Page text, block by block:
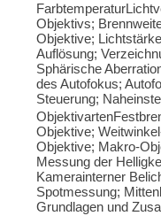
Objektivs;
Objektive;
Auflösung;
Sphärische
des Autofokus;
Steuerung;
Objektive;
Objektive; Makro-
Messung der
Kamerainterner
Spotmessung;
Grundlagen und